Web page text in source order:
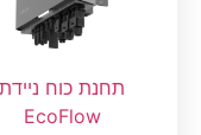
תחנת כוח ניידת
EcoFlow